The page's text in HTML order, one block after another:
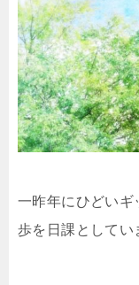
一昨年にひどいギ
歩を日課としてい